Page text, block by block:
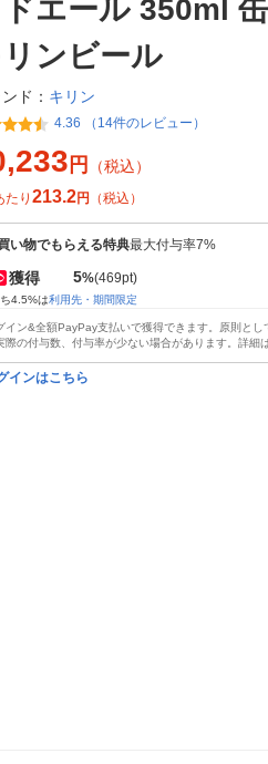
ドエール 350ml
ンビール
ド： キリン
4.36 （14件のレビュー）
円 （税込）
たり 213.2円 （税込）
い物でもらえる特典最大付与率7%
獲得 5%(469pt)
ち4.5%は利用先・期間限定
イン&全額PayPay支払いで獲得できます。原則と
際の付与数、付与率が少ない場合があります。詳細
インはこちら